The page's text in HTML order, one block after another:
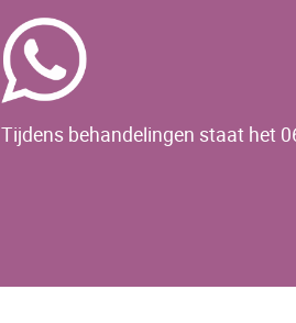
Tijdens behandelingen staat het